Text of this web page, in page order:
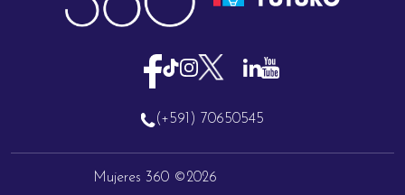
(+591) 70650545
Mujeres 360 ©2026